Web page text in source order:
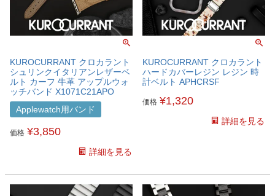
KUROCURRANT クロカラント
シュリンクイタリアンレザーベ
ルト カーフ 牛革 アップルウォ
ッチバンド X1071C21APO
Applewatch用バンド
価格 ¥3,850
詳細を見る
KUROCURRANT クロカラント
ハードカバーレジン レジン 時
計ベルト APHCRSF
価格 ¥1,320
詳細を見る